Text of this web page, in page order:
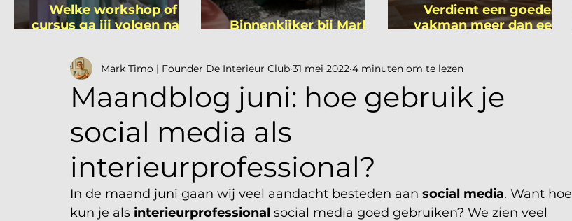
Welke workshop of
cursus ga jij volgen na je
Binnenkijker bij Mark
Verdient een goede
vakman meer dan een
Maandblog juni: hoe gebruik je
social media als
interieurprofessional?
Mark Timo | Founder De Interieur Club 31 mei 2022 4 minuten om te lezen
In de maand juni gaan wij veel aandacht besteden aan social media. Want hoe
kun je als interieurprofessional social media goed gebruiken? We zien veel